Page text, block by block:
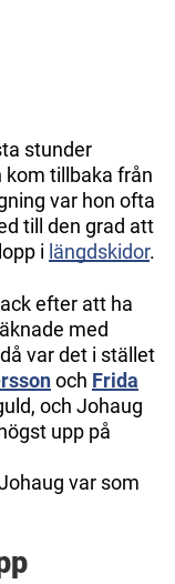
stunder
tillbaka från
var hon ofta
till den grad att
i längdskidor.
efter att ha
med
var det i stället
och Frida
och Johaug
upp på
var som